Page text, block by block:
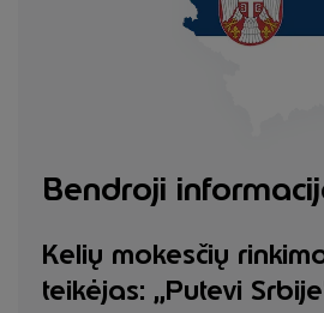
Bendroji
Kelių mokesčių
teikėjas: „Putevi